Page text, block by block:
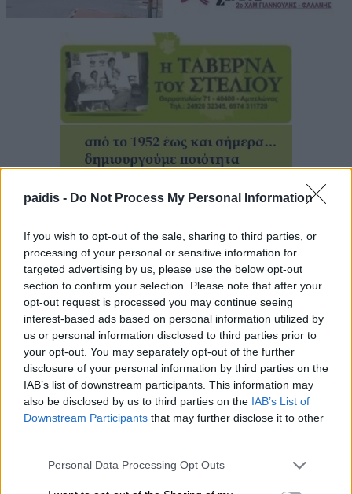
paidis - Do Not Process My Personal Information
If you wish to opt-out of the sale, sharing to third parties, or
processing of your personal or sensitive information for
targeted advertising by us, please use the below opt-out
section to confirm your selection. Please note that after your
opt-out request is processed you may continue seeing
interest-based ads based on personal information utilized by
us or personal information disclosed to third parties prior to
your opt-out. You may separately opt-out of the further
disclosure of your personal information by third parties on the
IAB’s list of downstream participants. This information may
also be disclosed by us to third parties on the IAB’s List of
Downstream Participants that may further disclose it to other
Personal Data Processing Opt Outs
▌ΤΕΛΕΥΤΑΙΑ ΝΕΑ